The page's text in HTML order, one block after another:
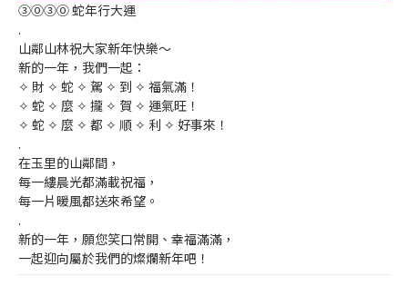
③⓪③⓪ 蛇年行大運
.
山鄰山林祝大家新年快樂～
新的一年，我們一起：
✧ 財 ✧ 蛇 ✧ 駕 ✧ 到 ✧ 福氣滿！
✧ 蛇 ✧ 麼 ✧ 攏 ✧ 賀 ✧ 運氣旺！
✧ 蛇 ✧ 麼 ✧ 都 ✧ 順 ✧ 利 ✧ 好事來！
.
在玉里的山鄰間，
每一縷晨光都滿載祝福，
每一片暖風都送來希望。
.
新的一年，願您笑口常開、幸福滿滿，
一起迎向屬於我們的燦爛新年吧！